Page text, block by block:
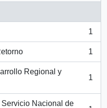
1
1
Regional y
1
Nacional de